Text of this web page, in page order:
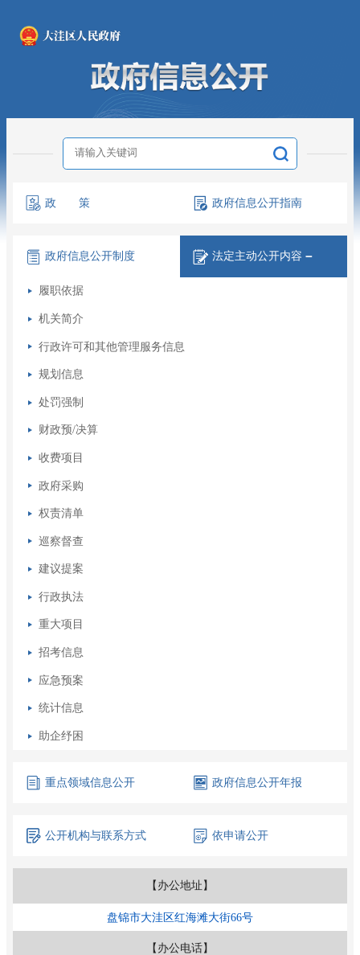
政 策 政府信息公开指南
政府信息公开制度 法定主动公开内容 －
履职依据
机关简介
行政许可和其他管理服务信息
规划信息
处罚强制
财政预/决算
收费项目
政府采购
权责清单
巡察督查
建议提案
行政执法
重大项目
招考信息
应急预案
统计信息
助企纾困
重点领域信息公开 政府信息公开年报
公开机构与联系方式 依申请公开
【办公地址】
盘锦市大洼区红海滩大街66号
【办公电话】